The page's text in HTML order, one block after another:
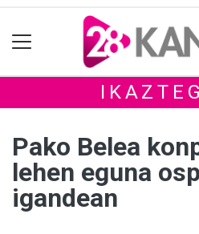
Pako Belea
lehen eguna
igandean